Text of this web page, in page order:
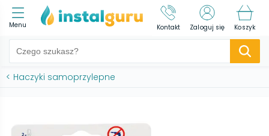
Menu Kontakt Zaloguj się Koszyk
< Haczyki samoprzylepne